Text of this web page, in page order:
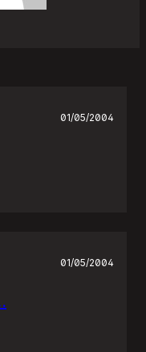
01/05/2004
01/05/2004